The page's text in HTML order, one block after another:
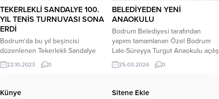
Zeybek’le Ata’ya Saygı Duruşu
Ayakta Alkışlandı. Sahnede Adım
Atmadık Yer Bırakmadı. Konserine
hareketli...
yazılı taleplerini de partilerin
genel...
TEKERLEKLİ SANDALYE 100.
YIL TENİS TURNUVASI SONA
ERDİ
Bodrum’da bu yıl beşincisi
düzenlenen Tekerlekli Sandalye
100. Yıl Tenis Turnuvası ödül töreni
ile son buldu Bodrum Belediyesi
birliğinde Cumhuriyet’in 100. yılı
22.10.2023 0
BELEDİYEDEN YENİ
ANAOKULU
Bodrum Belediyesi tarafından
yapımı tamamlanan Özel Bodrum
Lale-Süreyya Turgut Anaokulu açılış
töreni yapıldı Sosyal belediyecilik
anlayışıyla eğitime katkı sunmak
gerçekleştirmiş olduğu çalışmalar
25.03.2024 0
Künye Sitene Ekle